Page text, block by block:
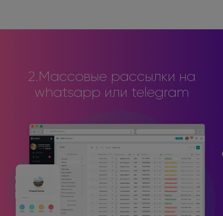
2.Массовые рассылки на
whatsapp или telegram